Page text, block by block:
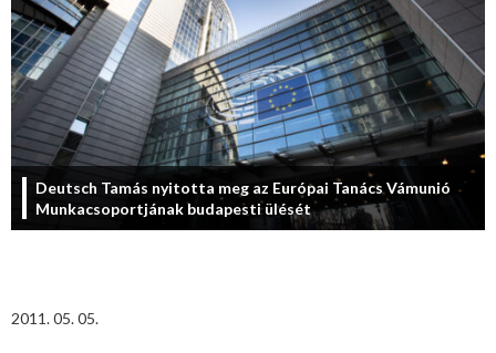
Deutsch Tamás nyitotta meg az Európai Tanács Vámunió
Munkacsoportjának budapesti ülését
2011. 05. 05.